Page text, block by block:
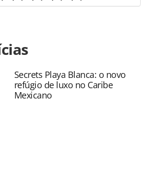
hotelaria/mercado/2021/11/
parceria-com-cruzeiros_185621.html
na página. Todo o conteúdo
Editora é protegido pela
sobre direito autoral. Não reproduza o
da PANROTAS Editora
Secrets Playa Blanca: o novo
refúgio de luxo no Caribe
Mexicano